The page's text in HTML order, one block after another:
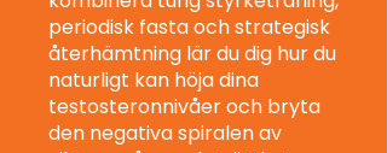
periodisk fasta och strategisk
återhämtning lär du dig hur du
naturligt kan höja dina
testosteronnivåer och bryta
den negativa spiralen av